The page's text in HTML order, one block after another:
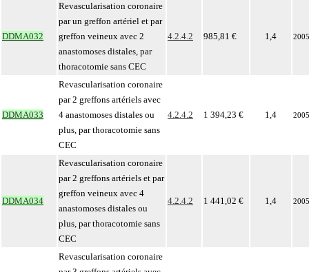
DDMA032
Revascularisation coronaire
par un greffon artériel et par
greffon veineux avec 2
anastomoses distales, par
thoracotomie sans CEC
4.2.4.2 985,81 € 1,4 2005
DDMA033
Revascularisation coronaire
par 2 greffons artériels avec
4 anastomoses distales ou
plus, par thoracotomie sans
CEC
4.2.4.2 1 394,23 € 1,4 2005
DDMA034
Revascularisation coronaire
par 2 greffons artériels et par
greffon veineux avec 4
anastomoses distales ou
plus, par thoracotomie sans
CEC
4.2.4.2 1 441,02 € 1,4 2005
Revascularisation coronaire